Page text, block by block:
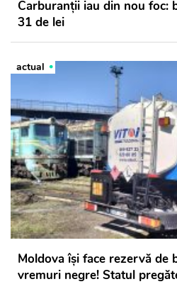
Carburanții iau din nou foc:
31 de lei
actual
Moldova își face rezervă de
vremuri negre! Statul